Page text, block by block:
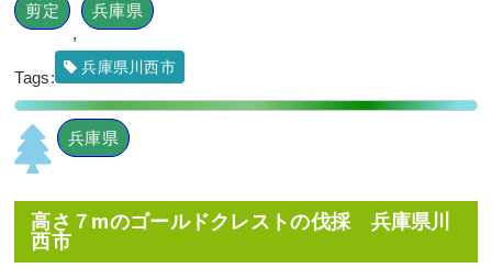
剪定
,
兵庫県
Tags:
兵庫県川西市
兵庫県
高さ７mのゴールドクレストの伐採 兵庫県川
西市